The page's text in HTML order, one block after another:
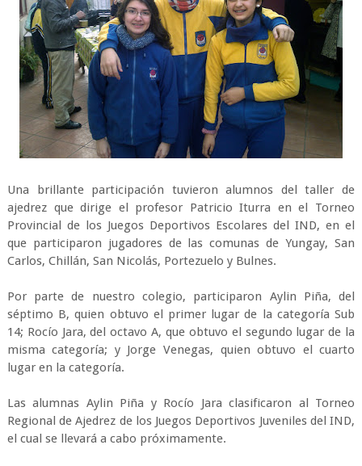
Una brillante participación tuvieron alumnos del taller de
ajedrez que dirige el profesor Patricio Iturra en el Torneo
Provincial de los Juegos Deportivos Escolares del IND, en el
que participaron jugadores de las comunas de Yungay, San
Carlos, Chillán, San Nicolás, Portezuelo y Bulnes.
Por parte de nuestro colegio, participaron Aylin Piña, del
séptimo B, quien obtuvo el primer lugar de la categoría Sub
14; Rocío Jara, del octavo A, que obtuvo el segundo lugar de la
misma categoría; y Jorge Venegas, quien obtuvo el cuarto
lugar en la categoría.
Las alumnas Aylin Piña y Rocío Jara clasificaron al Torneo
Regional de Ajedrez de los Juegos Deportivos Juveniles del IND,
el cual se llevará a cabo próximamente.